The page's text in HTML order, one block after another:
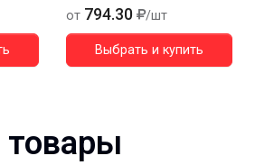
от 794.30 /шт
Выбрать и купить